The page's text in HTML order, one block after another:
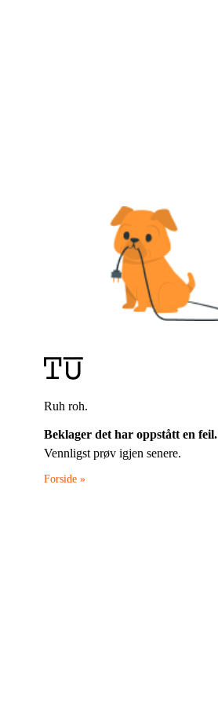
Ruh roh.
Beklager det har oppstått en feil.
Vennligst prøv igjen senere.
Forside »